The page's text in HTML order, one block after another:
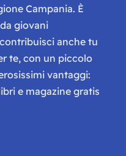
Campania. È
giovani
anche tu
te, con un piccolo
vantaggi:
e magazine gratis